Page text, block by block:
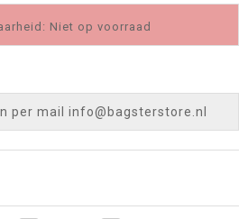
Niet op voorraad
per mail info@bagsterstore.nl